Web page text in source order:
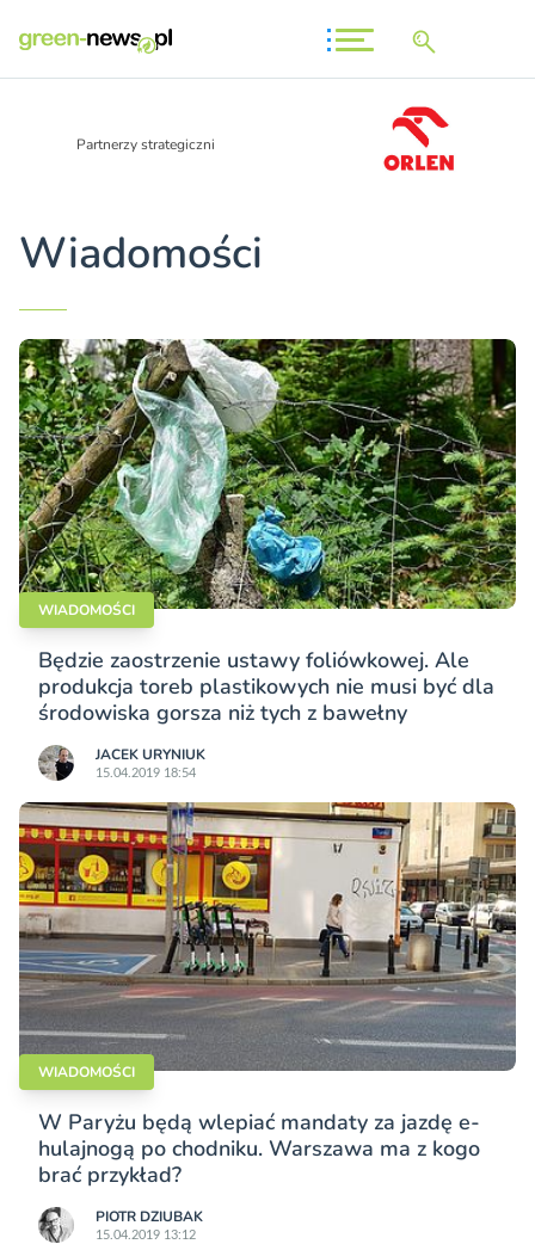
Partnerzy strategiczni
Wiadomości
WIADOMOŚCI
Będzie zaostrzenie ustawy foliówkowej. Ale
produkcja toreb plastikowych nie musi być dla
środowiska gorsza niż tych z bawełny
JACEK URYNIUK
15.04.2019 18:54
WIADOMOŚCI
W Paryżu będą wlepiać mandaty za jazdę e-
hulajnogą po chodniku. Warszawa ma z kogo
brać przykład?
PIOTR DZIUBAK
15.04.2019 13:12